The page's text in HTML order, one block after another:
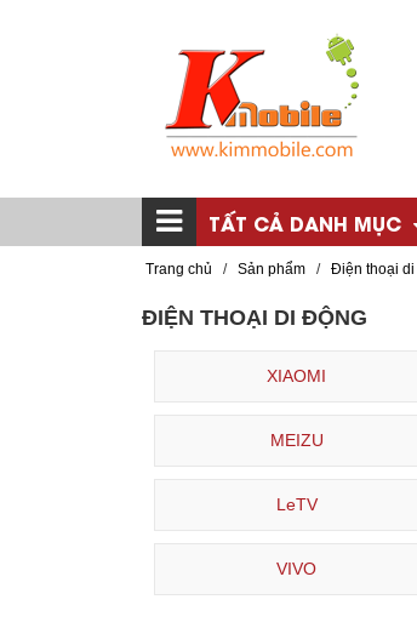
TẤT CẢ DANH MỤC
Trang chủ / Sản phẩm / Điện thoại di
ĐIỆN THOẠI DI ĐỘNG
XIAOMI
MEIZU
LeTV
VIVO